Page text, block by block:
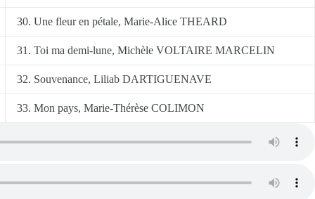
30. Une fleur en pétale, Marie-Alice THEARD
31. Toi ma demi-lune, Michèle VOLTAIRE MARCELIN
32. Souvenance, Liliab DARTIGUENAVE
33. Mon pays, Marie-Thérèse COLIMON